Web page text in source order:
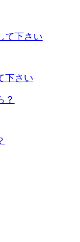
下さい